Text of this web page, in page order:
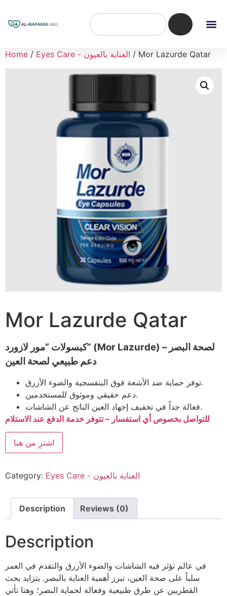
Home / Eyes Care - العناية بالعيون / Mor Lazurde Qatar
Mor Lazurde Qatar
كبسولات “مور لازورد” (Mor Lazurde) لصحة البصر –
دعم طبيعي لصحة العين
توفر حماية ضد الأشعة فوق البنفسجية والضوء الأزرق.
دعم حقيقي وموثوق للمستخدمين.
فعالة جداً في تخفيف إجهاد العين الناتج عن الشاشات.
للتواصل بخصوص أي استفسار – تتوفر خدمة الدفع عند الاستلام
اشترِ من هنا
Category: Eyes Care - العناية بالعيون
Description Reviews (0)
Description
في عالم تؤثر فيه الشاشات والضوء الأزرق والتقدم في العمر
سلباً على صحة العين، تبرز أهمية العناية بالبصر. يتزايد بحث
القطريين عن طرق طبيعية وفعالة لحماية البصر؛ وهنا تأتي